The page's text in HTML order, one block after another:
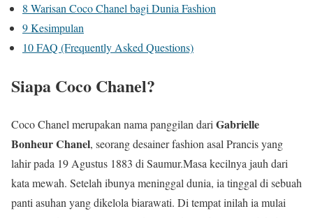
8 Warisan Coco Chanel bagi Dunia Fashion
9Kesimpulan
10FAQ (Frequently Asked Questions)
Siapa Coco Chanel?
Coco Chanel merupakan nama panggilan dariGabrielle
Bonheur Chanel, seorang desainer fashion asal Prancis yang
lahir pada 19 Agustus 1883 di Saumur.Masa kecilnya jauh dari
kata mewah. Setelah ibunya meninggal dunia, ia tinggal di sebuah
panti asuhan yang dikelola biarawati. Di tempat inilah ia mulai